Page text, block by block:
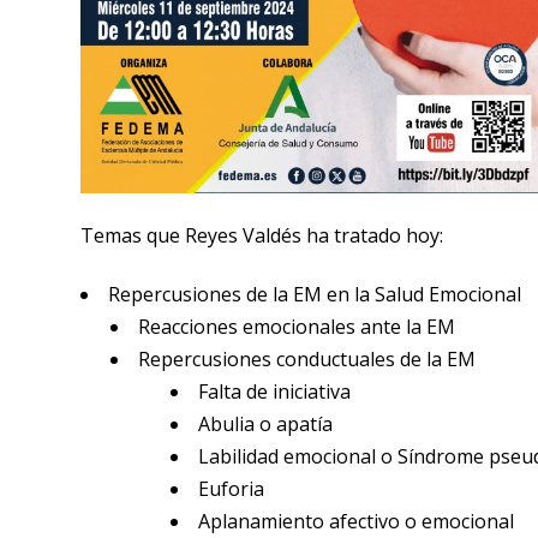
Temas que Reyes Valdés ha tratado hoy:
Repercusiones de la EM en la Salud Emocional
Reacciones emocionales ante la EM
Repercusiones conductuales de la EM
Falta de iniciativa
Abulia o apatía
Labilidad emocional o Síndrome
Euforia
Aplanamiento afectivo o emocional